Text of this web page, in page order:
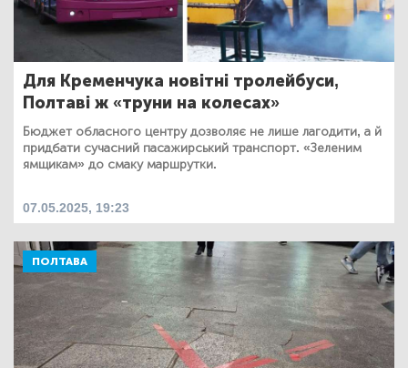
Для Кременчука новітні тролейбуси,
Полтаві ж «труни на колесах»
Бюджет обласного центру дозволяє не лише лагодити, а й
придбати сучасний пасажирський транспорт. «Зеленим
ямщикам» до смаку маршрутки.
07.05.2025, 19:23
ПОЛТАВА